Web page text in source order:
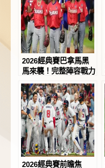
2026經典賽巴拿馬黑
馬來襲！完整陣容戰力
城
2026經典賽前瞻焦